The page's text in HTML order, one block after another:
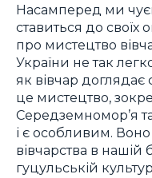
Насамперед ми
ставиться до своїх
про мистецтво
України не так
як вівчар
це мистецтво,
Середземномор’я
і є особливим. Воно
вівчарства в нашій
гуцульській